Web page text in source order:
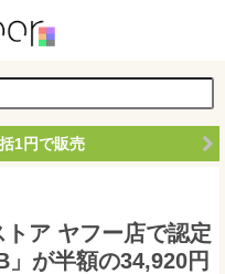
1円で販売
ア ヤフー店で認定
が半額の34,920円